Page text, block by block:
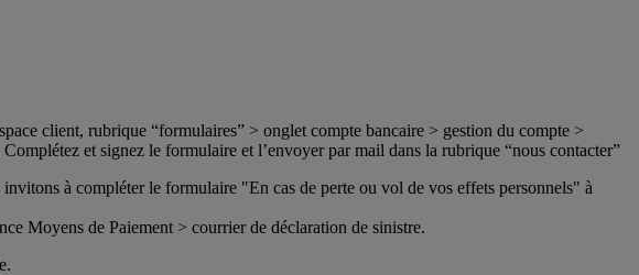
client, rubrique “formulaires” > onglet compte bancaire > gestion du compte >
et signez le formulaire et l’envoyer par mail dans la rubrique “nous contacter”
à compléter le formulaire "En cas de perte ou vol de vos effets personnels" à
Moyens de Paiement > courrier de déclaration de sinistre.